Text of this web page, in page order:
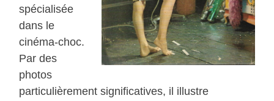
spécialisée
dans le
cinéma-choc.
Par des
photos
particulièrement significatives, il illustre